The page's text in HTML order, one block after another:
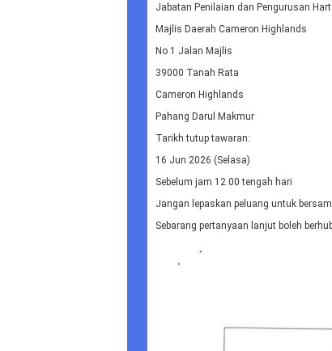
Jabatan Penilaian dan Pengurusan
Majlis Daerah Cameron Highlands
No 1 Jalan Majlis
39000 Tanah Rata
Cameron Highlands
Pahang Darul Makmur
Tarikh tutup tawaran:
16 Jun 2026 (Selasa)
Sebelum jam 12.00 tengah hari
Jangan lepaskan peluang untuk
Sebarang pertanyaan lanjut boleh